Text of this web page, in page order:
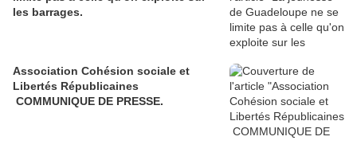
les barrages.
Association Cohésion sociale et
Libertés Républicaines
COMMUNIQUE DE PRESSE.